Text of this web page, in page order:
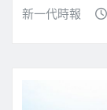
新一代時報